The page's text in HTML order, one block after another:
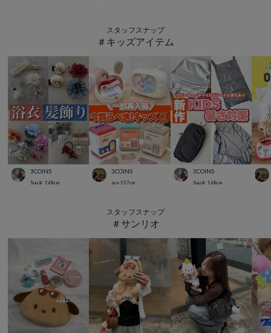
スタッフスナップ
＃キッズアイテム
3COINS
Suu☺︎ 168cm
3COINS
aya 157cm
3COINS
Suu☺︎ 168cm
スタッフスナップ
＃サンリオ